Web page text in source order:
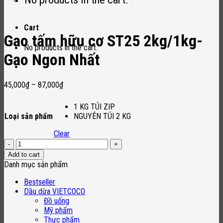
Cart
No products in the cart.
Gạo tấm hữu cơ ST25 2kg/1kg-
Gạo Ngon Nhất
45,000₫– 87,000₫
Loại sản phẩm
1 KG TÚI ZIP
NGUYÊN TÚI 2 KG
Clear
Gạo
tấm
hữu
ST25
2kg/1kg-
Add to cart
Danh mục sản phẩm
Bestseller
Dầu dừa VIETCOCO
Đồ uống
Mỹ phẩm
Thực phẩm